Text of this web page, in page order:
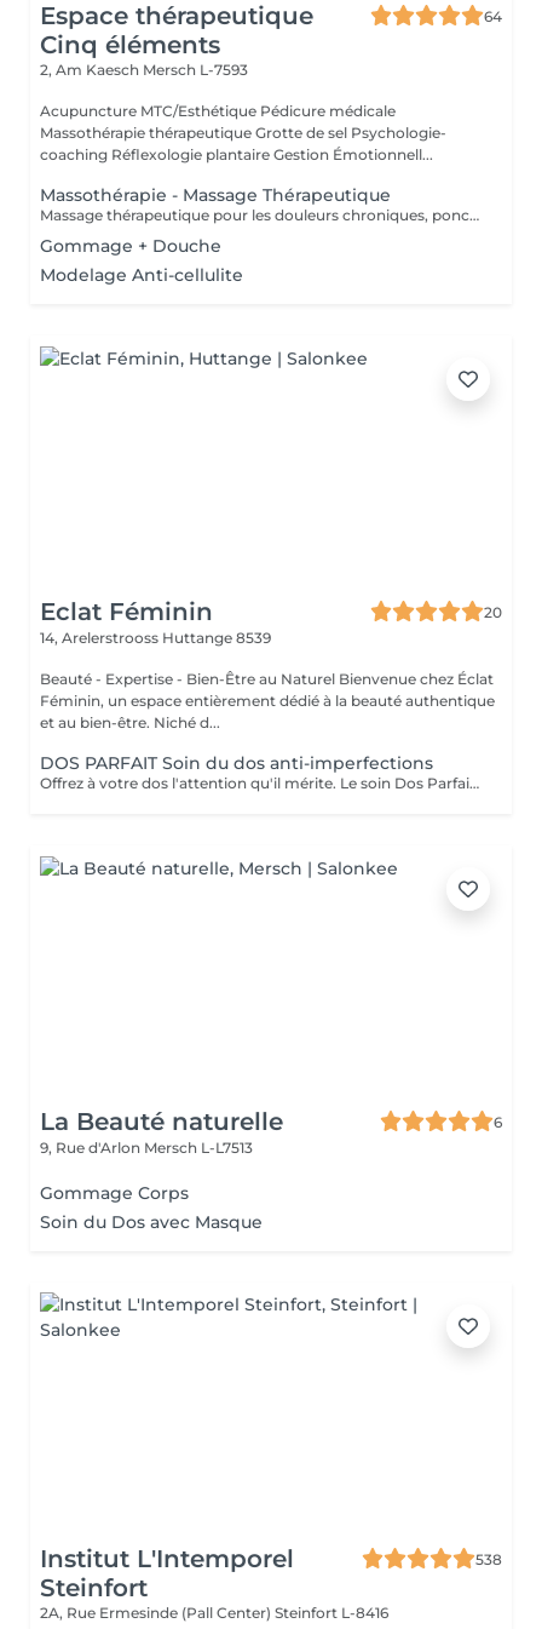
Espace thérapeutique
Cinq éléments
64
2, Am Kaesch Mersch L-7593
Acupuncture MTC/Esthétique Pédicure médicale
Massothérapie thérapeutique Grotte de sel Psychologie-
coaching Réflexologie plantaire Gestion Émotionnell...
Massothérapie - Massage Thérapeutique
Massage thérapeutique pour les douleurs chroniques, ponctuelles ou psycho-corporelle. Massage également anti-stress, pour relâcher l'esprit et vous connecter à votre corps. Accompagnement Phytothérapie et Diapasons thérapeutiques.
Gommage + Douche
Modelage Anti-cellulite
Eclat Féminin
20
14, Arelerstrooss Huttange 8539
Beauté - Expertise - Bien-Être au Naturel Bienvenue chez Éclat
Féminin, un espace entièrement dédié à la beauté authentique
et au bien-être. Niché d...
DOS PARFAIT Soin du dos anti-imperfections
Offrez à votre dos l'attention qu'il mérite. Le soin Dos Parfait purifie, lisse et rééquilibre la peau, pour un dos éclatant de santé et de bien-être. Il peut inclure une dermabrasion douce, selon les besoins de votre peau, pour un résultat encore plus uniforme et affiné. Grâce à des gestes experts et des produits soigneusement sélectionnés, dites adieu aux imperfections et redécouvrez une peau douce, lisse et visiblement sublimée. Résultat : un dos pur, lumineux et visiblement revitalisé. Découvrez l'ensemble de mes rituels et prestations exclusives sur: www.eclat-feminin.lu - SCROLLER VERS LE HAUT - DESCRIPTION -
La Beauté naturelle
6
9, Rue d'Arlon Mersch L-L7513
Gommage Corps
Soin du Dos avec Masque
Institut L'Intemporel
Steinfort
538
2A, Rue Ermesinde (Pall Center) Steinfort L-8416